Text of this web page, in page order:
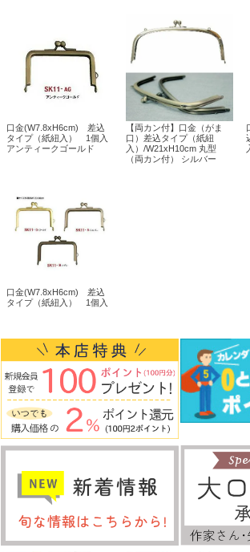
口金(W7.8xH6cm) 差込
タイプ（紙紐入） 1個入
アンティークゴールド
【両カン付】口金（がま
口）差込タイプ（紙紐
入）/W21xH10cm 丸型
（両カン付） シルバー
口金(W7.8xH6cm) 差込
タイプ（紙紐入） 1個入